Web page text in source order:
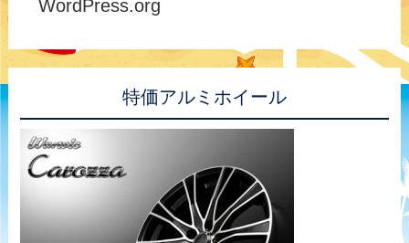
WordPress.org
特価アルミホイール